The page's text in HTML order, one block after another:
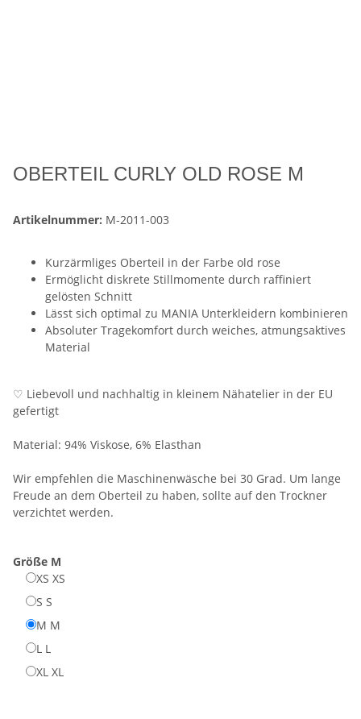
OBERTEIL CURLY OLD ROSE M
Artikelnummer: M-2011-003
Kurzärmliges Oberteil in der Farbe old rose
Ermöglicht diskrete Stillmomente durch raffiniert
gelösten Schnitt
Lässt sich optimal zu MANIA Unterkleidern kombinieren
Absoluter Tragekomfort durch weiches, atmungsaktives
Material
♡ Liebevoll und nachhaltig in kleinem Nähatelier in der EU
gefertigt
Material: 94% Viskose, 6% Elasthan
Wir empfehlen die Maschinenwäsche bei 30 Grad. Um lange
Freude an dem Oberteil zu haben, sollte auf den Trockner
verzichtet werden.
Größe M
XS XS
S S
M M
L L
XL XL